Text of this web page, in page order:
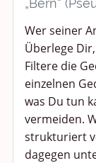
Anregungen
Spiel, Spaß
Gewicht
Archiv
„Bern“
Wer seiner
Überlege
Filtere die
einzelnen
was Du tun
vermeiden.
strukturiert
dagegen